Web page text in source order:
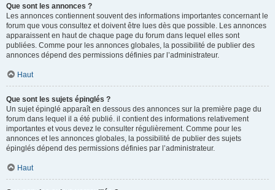
Que sont les annonces ?
Les annonces contiennent souvent des informations importantes concernant le
forum que vous consultez et doivent être lues dès que possible. Les annonces
apparaissent en haut de chaque page du forum dans lequel elles sont
publiées. Comme pour les annonces globales, la possibilité de publier des
annonces dépend des permissions définies par l’administrateur.
Haut
Que sont les sujets épinglés ?
Un sujet épinglé apparaît en dessous des annonces sur la première page du
forum dans lequel il a été publié. il contient des informations relativement
importantes et vous devez le consulter régulièrement. Comme pour les
annonces et les annonces globales, la possibilité de publier des sujets
épinglés dépend des permissions définies par l’administrateur.
Haut